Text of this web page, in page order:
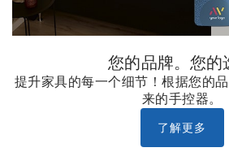
您的品牌。您的
提升家具的每一个细节！根据您的
来的手控器。
了解更多